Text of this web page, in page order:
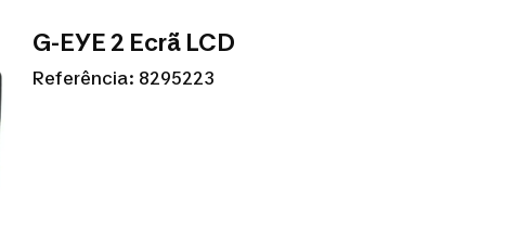
G-EYE 2 Ecrã LCD
Referência: 8295223